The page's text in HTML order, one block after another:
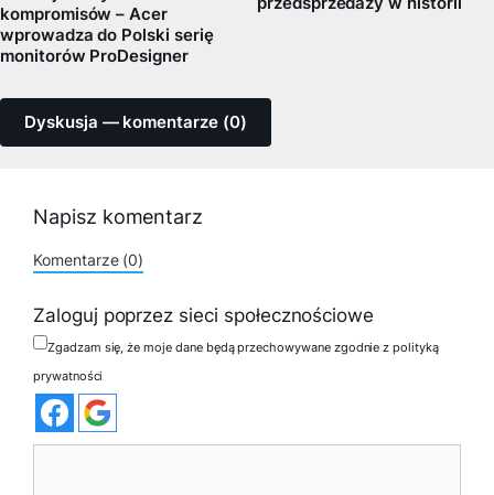
kompromisów – Acer
wprowadza do Polski serię
monitorów ProDesigner
Dyskusja — komentarze (0)
Napisz komentarz
Komentarze (0)
Zaloguj poprzez sieci społecznościowe
Zgadzam się, że moje dane będą przechowywane zgodnie z polityką
prywatności